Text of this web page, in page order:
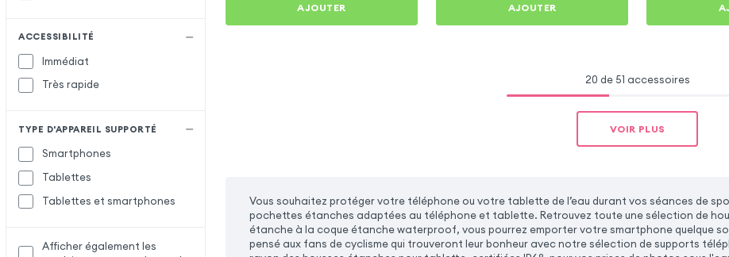
ACCESSIBILITÉ
Immédiat
Très rapide
TYPE D'APPAREIL SUPPORTÉ
Smartphones
Tablettes
Tablettes et smartphones
Afficher également les
AJOUTER AJOUTER
20 de 51 accessoires
VOIR PLUS
Vous souhaitez protéger votre téléphone ou votre tablette de l’eau durant vos séances de
pochettes étanches adaptées au téléphone et tablette. Retrouvez toute une sélection de
étanche à la coque étanche waterproof, vous pourrez emporter votre smartphone quelque
pensé aux fans de cyclisme qui trouveront leur bonheur avec notre sélection de supports